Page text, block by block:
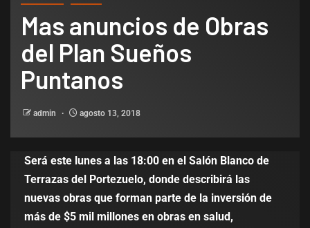
Mas anuncios de Obras
del Plan Sueños
Puntanos
admin agosto 13, 2018
Será este lunes a las 18:00 en el Salón Blanco de
Terrazas del Portezuelo, donde describirá las
nuevas obras que forman parte de la inversión de
más de $5 mil millones en obras en salud,